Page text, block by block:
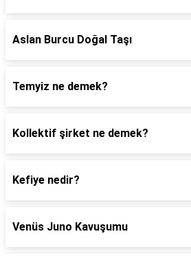
Aslan Burcu Doğal Taşı
Temyiz ne demek?
Kollektif şirket ne demek?
Kefiye nedir?
Venüs Juno Kavuşumu